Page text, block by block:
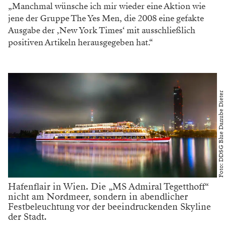
„Manchmal wünsche ich mir wieder eine Aktion wie
jene der Gruppe The Yes Men, die 2008 eine gefakte
Ausgabe der ‚New York Times‘ mit ausschließlich
positiven Artikeln herausgegeben hat.“
F
o
t
o
:
D
D
S
G
B
l
u
e
D
a
n
u
b
e
D
i
e
t
e
r
L
a
m
p
Hafenflair in Wien. Die „MS Admiral Tegetthoff“
nicht am Nordmeer, sondern in abendlicher
Festbeleuchtung vor der beeindruckenden Skyline
der Stadt.